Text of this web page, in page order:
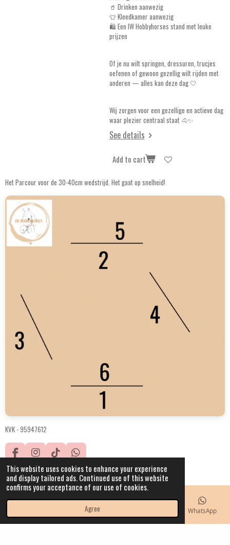
This website uses cookies to enhance your experience
and display tailored ads. Continued use of this website
confirms your acceptance of our use of cookies.
Agree
🥤 Drinken aanwezig
👕 Kleedkamer aanwezig
🛍️ Een IW Hobbyhorses stand met leuke
prijzen
Of je nu wilt springen, dressuren, trucjes
oefenen of gewoon gezellig wilt rijden met
anderen — alles kan deze dag 🤍
Wij zorgen voor een gezellige en actieve dag
waar plezier centraal staat 🐴✨
See details
Add to cart
Het Parcour voor de 30-40cm wedstrijd. Het gaat op snelheid!
KVK -95947612
F
a
c
e
b
o
k
I
n
s
t
a
g
a
T
i
k
T
o
k
W
h
a
t
s
A
p
© 2021 - 2023 IW.hobbyhorses
Powered byJouwWeb
WhatsApp